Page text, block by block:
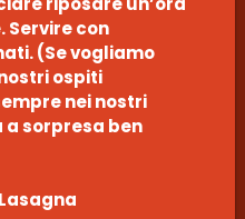
Servire con
(Se vogliamo
ospiti
nei nostri
sorpresa ben